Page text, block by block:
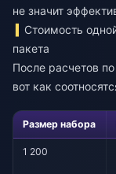
не значит
Стоимость
пакета
После расчетов
вот как
Размер набора
1 200